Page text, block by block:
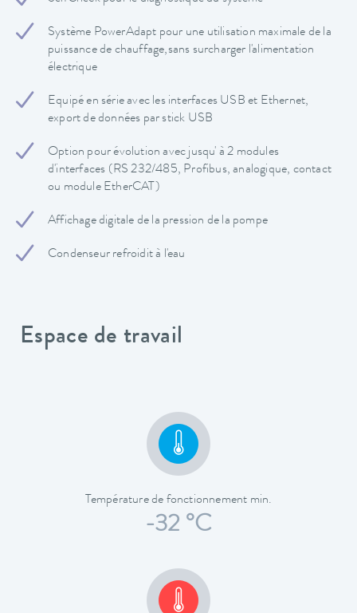
Système PowerAdapt pour une utilisation maximale de la
puissance de chauffage,sans surcharger l'alimentation
électrique
Equipé en série avec les interfaces USB et Ethernet,
export de données par stick USB
Option pour évolution avec jusqu' à 2 modules
d'interfaces (RS 232/485, Profibus, analogique, contact
ou module EtherCAT)
Affichage digitale de la pression de la pompe
Condenseur refroidit à l'eau
Espace de travail
Température de fonctionnement min.
-32 °C